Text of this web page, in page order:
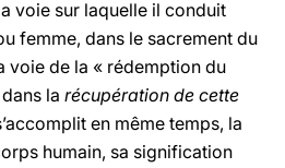
voie sur laquelle il conduit
femme, dans le sacrement du
voie de la « rédemption du
la récupération de cette
en même temps, la
humain, sa signification